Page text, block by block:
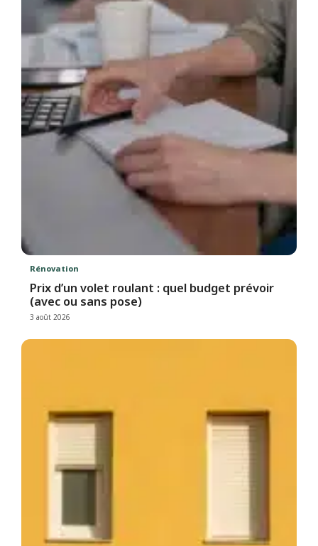
Rénovation
Prix d’un volet roulant : quel budget prévoir
(avec ou sans pose)
3 août 2026